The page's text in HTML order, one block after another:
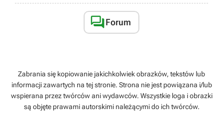
Forum
Zabrania się kopiowanie jakichkolwiek obrazków, tekstów lub
informacji zawartych na tej stronie. Strona nie jest powiązana i/lub
wspierana przez twórców ani wydawców. Wszystkie loga i obrazki
są objęte prawami autorskimi należącymi do ich twórców.